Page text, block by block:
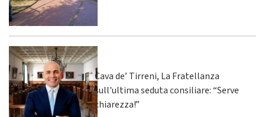
Cava de’ Tirreni, La Fratellanza
sull'ultima seduta consiliare: “Serve
chiarezza!”